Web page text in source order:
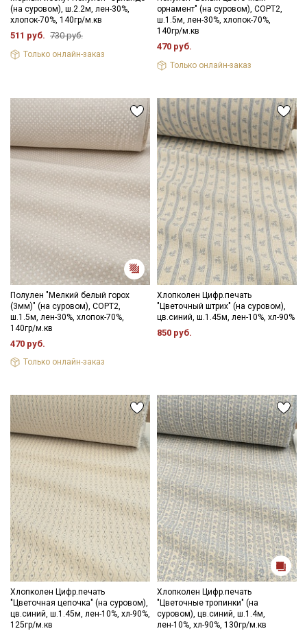
(на суровом), ш.2.2м, лен-30%,
хлопок-70%, 140гр/м.кв
511 руб. 730 руб.
Только онлайн-заказ
орнамент" (на суровом), СОРТ2,
ш.1.5м, лен-30%, хлопок-70%,
140гр/м.кв
470 руб.
Только онлайн-заказ
Полулен "Мелкий белый горох
(3мм)" (на суровом), СОРТ2,
ш.1.5м, лен-30%, хлопок-70%,
140гр/м.кв
470 руб.
Только онлайн-заказ
Хлопколен Цифр.печать
"Цветочный штрих" (на суровом),
цв.синий, ш.1.45м, лен-10%, хл-90%
850 руб.
Хлопколен Цифр.печать
"Цветочная цепочка" (на суровом),
цв.синий, ш.1.45м, лен-10%, хл-90%,
125гр/м.кв
Хлопколен Цифр.печать
"Цветочные тропинки" (на
суровом), цв.синий, ш.1.4м,
лен-10%, хл-90%, 130гр/м.кв